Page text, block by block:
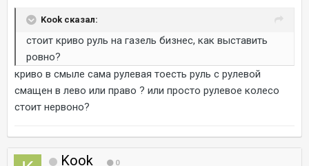
Kook сказал:
стоит криво руль на газель бизнес, как выставить
ровно?
криво в смыле сама рулевая тоесть руль с рулевой
смащен в лево или право ? или просто рулевое колесо
стоит нервоно?
Kook 0